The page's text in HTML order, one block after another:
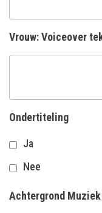
Vrouw: Voiceover
Ondertiteling
Ja
Nee
Achtergrond Muziek